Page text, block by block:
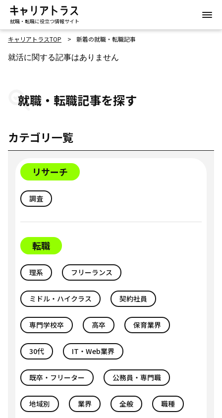
就職・転職に役立つ情報サイト
キャリアトラスTOP 新着の就職・転職記事
就活に関する記事はありません
就職・転職記事を探す
カテゴリ一覧
リサーチ
調査
転職
理系 フリーランス
ミドル・ハイクラス 契約社員
専門学校卒 高卒 保育業界
30代 IT・Web業界
既卒・フリーター 公務員・専門職
地域別 業界 全般 職種